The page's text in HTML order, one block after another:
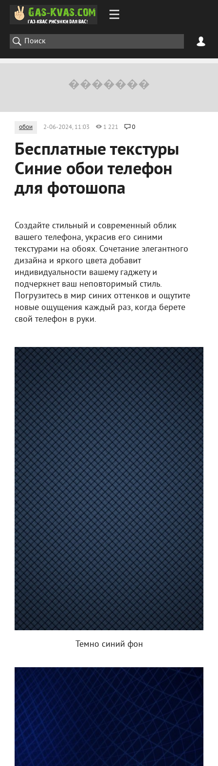
обои 2-06-2024, 11:03 1 221 0
Бесплатные текстуры
Синие обои телефон
для фотошопа
Создайте стильный и современный облик
вашего телефона, украсив его синими
текстурами на обоях. Сочетание элегантного
дизайна и яркого цвета добавит
индивидуальности вашему гаджету и
подчеркнет ваш неповторимый стиль.
Погрузитесь в мир синих оттенков и ощутите
новые ощущения каждый раз, когда берете
свой телефон в руки.
Темно синий фон